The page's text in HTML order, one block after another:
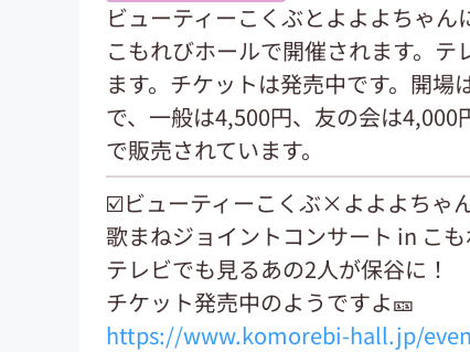
ビューティーこくぶとよよよちゃ
こもれびホールで開催されます。
ます。チケットは発売中です。開
で、一般は4,500円、友の会は
で販売されています。
☑️ビューティーこくぶ×よよよちゃ
歌まねジョイントコンサート in こ
テレビでも見るあの2人が保谷に！
チケット発売中のようですよ🎫
https://www.komorebi-hall.jp/